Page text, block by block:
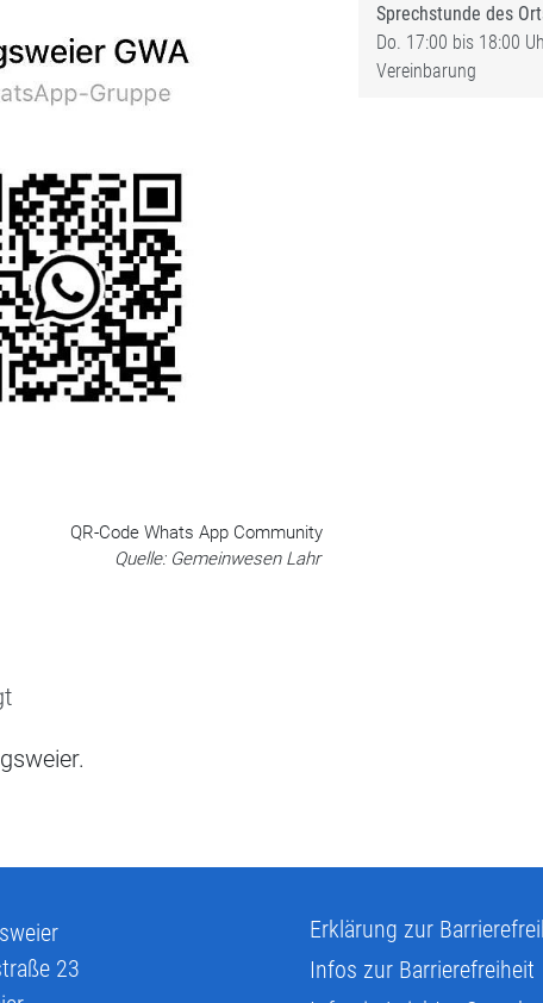
QR-Code Whats App Community
Quelle: Gemeinwesen Lahr
Sprechstunde des
Do. 17:00 bis 18:00
Vereinbarung
23
Erklärung zur
Infos zur Barrierefreiheit